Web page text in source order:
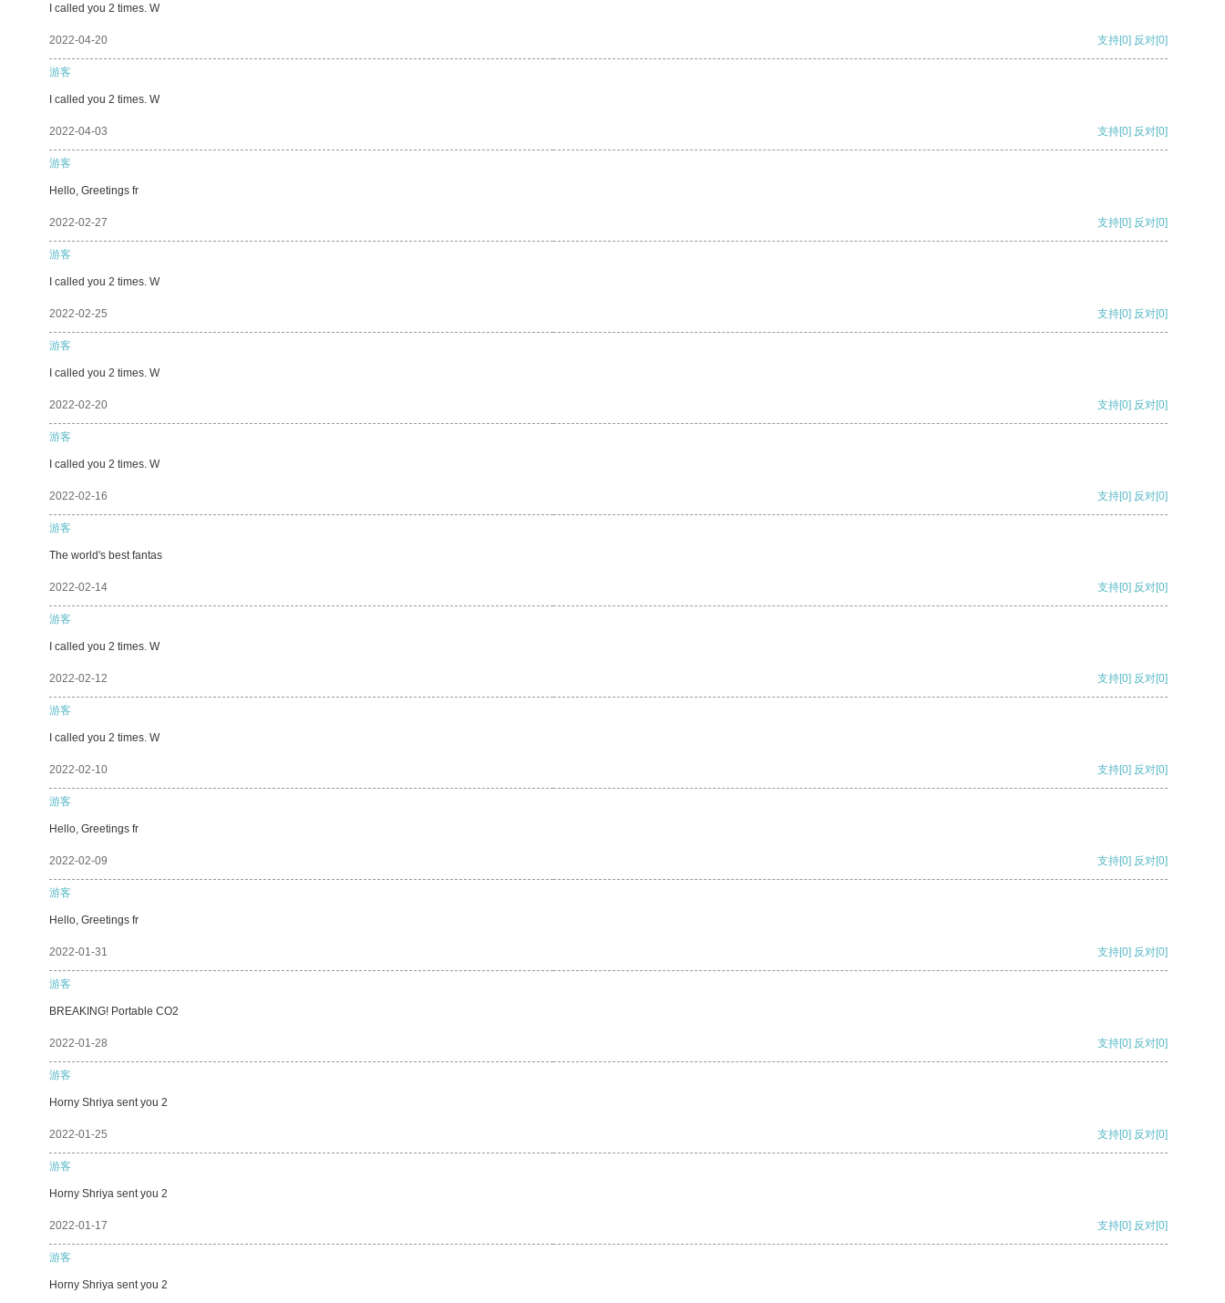
I called you 2 times. W
2022-04-20 支持[0] 反对[0]
游客
I called you 2 times. W
2022-04-03 支持[0] 反对[0]
游客
Hello, Greetings fr
2022-02-27 支持[0] 反对[0]
游客
I called you 2 times. W
2022-02-25 支持[0] 反对[0]
游客
I called you 2 times. W
2022-02-20 支持[0] 反对[0]
游客
I called you 2 times. W
2022-02-16 支持[0] 反对[0]
游客
The world's best fantas
2022-02-14 支持[0] 反对[0]
游客
I called you 2 times. W
2022-02-12 支持[0] 反对[0]
游客
I called you 2 times. W
2022-02-10 支持[0] 反对[0]
游客
Hello, Greetings fr
2022-02-09 支持[0] 反对[0]
游客
Hello, Greetings fr
2022-01-31 支持[0] 反对[0]
游客
BREAKING! Portable CO2
2022-01-28 支持[0] 反对[0]
游客
Horny Shriya sent you 2
2022-01-25 支持[0] 反对[0]
游客
Horny Shriya sent you 2
2022-01-17 支持[0] 反对[0]
游客
Horny Shriya sent you 2